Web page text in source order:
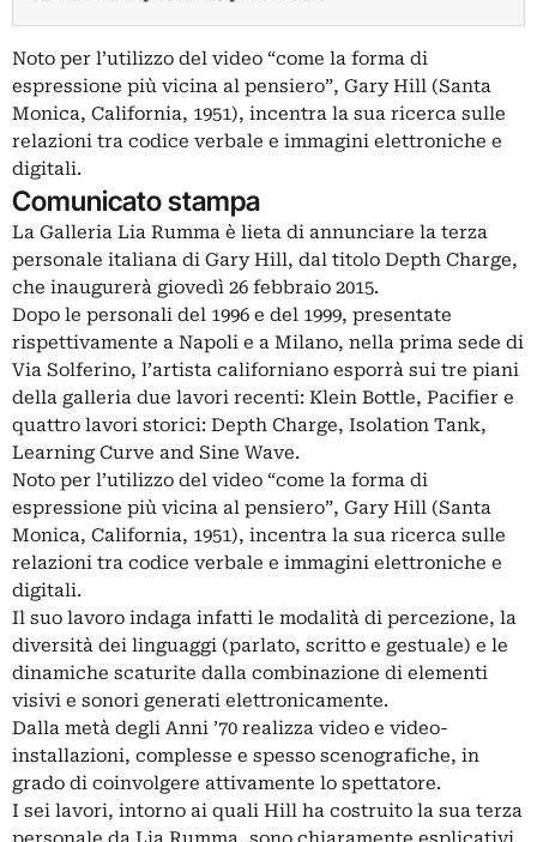
Noto per l’utilizzo del video “come la forma di
espressione più vicina al pensiero”, Gary Hill (Santa
Monica, California, 1951), incentra la sua ricerca sulle
relazioni tra codice verbale e immagini elettroniche e
digitali.
Comunicato stampa
La Galleria Lia Rumma è lieta di annunciare la terza
personale italiana di Gary Hill, dal titolo Depth Charge,
che inaugurerà giovedì 26 febbraio 2015.
Dopo le personali del 1996 e del 1999, presentate
rispettivamente a Napoli e a Milano, nella prima sede di
Via Solferino, l’artista californiano esporrà sui tre piani
della galleria due lavori recenti: Klein Bottle, Pacifier e
quattro lavori storici: Depth Charge, Isolation Tank,
Learning Curve and Sine Wave.
Noto per l’utilizzo del video “come la forma di
espressione più vicina al pensiero”, Gary Hill (Santa
Monica, California, 1951), incentra la sua ricerca sulle
relazioni tra codice verbale e immagini elettroniche e
digitali.
Il suo lavoro indaga infatti le modalità di percezione, la
diversità dei linguaggi (parlato, scritto e gestuale) e le
dinamiche scaturite dalla combinazione di elementi
visivi e sonori generati elettronicamente.
Dalla metà degli Anni ’70 realizza video e video-
installazioni, complesse e spesso scenografiche, in
grado di coinvolgere attivamente lo spettatore.
I sei lavori, intorno ai quali Hill ha costruito la sua terza